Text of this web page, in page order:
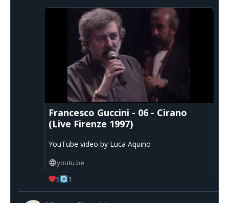
Francesco Guccini - 06 - Cirano
(Live Firenze 1997)
YouTube video by Luca Aquino
youtu.be
5
1